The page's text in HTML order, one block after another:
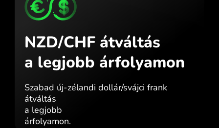
NZD/CHF átváltás
a legjobb árfolyamon
Szabad új-zélandi dollár/svájci frank
átváltás
a legjobb
árfolyamon.